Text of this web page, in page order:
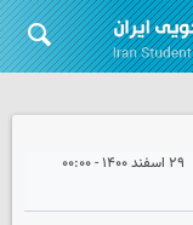
۲۹ اسفند ۱۴۰۰ - ۰۰:۰۰